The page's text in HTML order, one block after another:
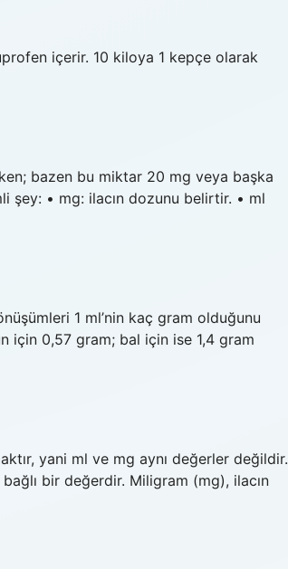
içerir. 10 kiloya 1 kepçe olarak
bazen bu miktar 20 mg veya başka
şey: • mg: ilacın dozunu belirtir. • ml
1 ml’nin kaç gram olduğunu
için 0,57 gram; bal için ise 1,4 gram
yani ml ve mg aynı değerler değildir.
bir değerdir. Miligram (mg), ilacın